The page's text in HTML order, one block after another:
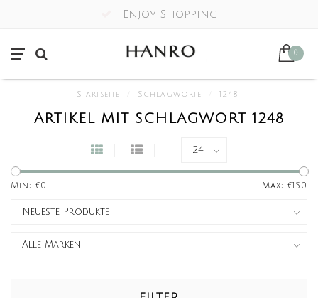
Enjoy Shopping
0
Startseite Schlagworte 1248
ARTIKEL MIT SCHLAGWORT 1248
Min: €0 Max: €150